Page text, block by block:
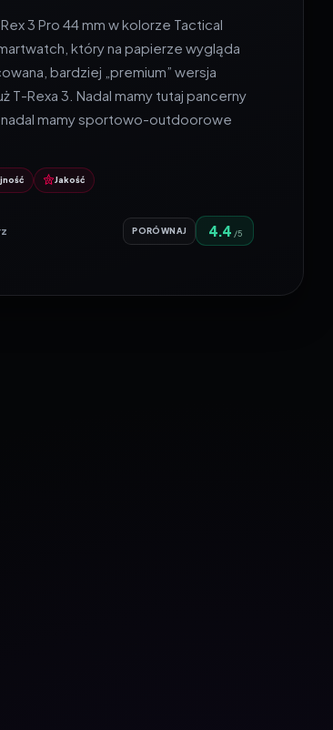
3 Pro 44 mm w kolorze Tactical
który na papierze wygląda
bardziej „premium” wersja
T-Rexa 3. Nadal mamy tutaj pancerny
nadal mamy sportowo-outdoorowe
Jakość
PORÓWNAJ 4.4 /5